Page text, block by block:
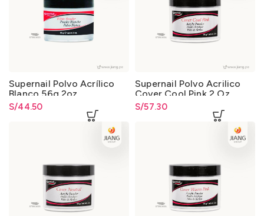
Supernail Polvo Acrílico
Blanco 56g 2oz
S/44.50
Supernail Polvo Acrilico
Cover Cool Pink 2 Oz.
S/57.30